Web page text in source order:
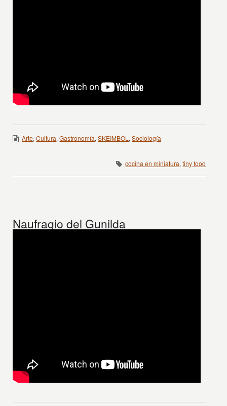
Arte,Cultura,Gastronomía,SKEIMBOL ,Sociología
cocina en miniatura,tiny food
Naufragio del Gunilda